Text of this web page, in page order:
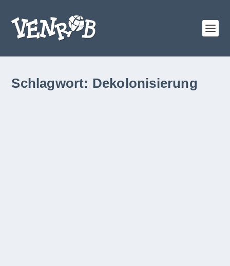
Schlagwort: Dekolonisierung